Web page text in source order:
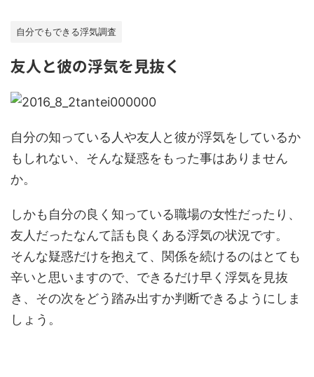
自分でもできる浮気調査
友人と彼の浮気を見抜く
自分の知っている人や友人と彼が浮気をしているか
もしれない、そんな疑惑をもった事はありません
か。
しかも自分の良く知っている職場の女性だったり、
友人だったなんて話も良くある浮気の状況です。
そんな疑惑だけを抱えて、関係を続けるのはとても
辛いと思いますので、できるだけ早く浮気を見抜
き、その次をどう踏み出すか判断できるようにしま
しょう。